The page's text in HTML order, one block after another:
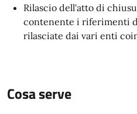
Rilascio dell'atto di
contenente i riferimenti
rilasciate dai vari enti
Cosa serve